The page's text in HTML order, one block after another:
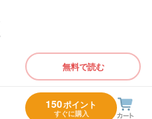
無料で読む
150ポイント
すぐに購入